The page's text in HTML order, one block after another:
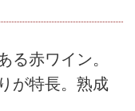
る赤ワイン。
が特長。熟成